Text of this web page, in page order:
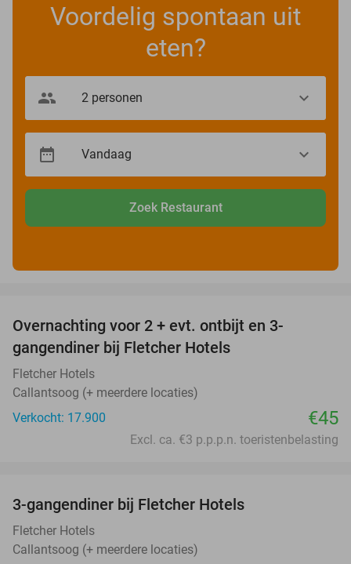
Voordelig spontaan uit
eten?
Zoek Restaurant
Overnachting voor 2 + evt. ontbijt en 3-
gangendiner bij Fletcher Hotels
Fletcher Hotels
Callantsoog (+ meerdere locaties)
Verkocht: 17.900
€45
Excl. ca. €3 p.p.p.n. toeristenbelasting
3-gangendiner bij Fletcher Hotels
Fletcher Hotels
Callantsoog (+ meerdere locaties)